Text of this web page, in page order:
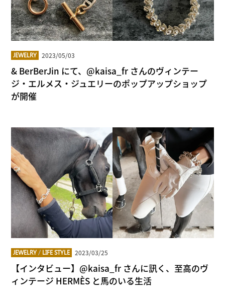
JEWELRY 2023/05/03
& BerBerJin にて、@kaisa_fr さんのヴィンテー
ジ・エルメス・ジュエリーのポップアップショップ
が開催
JEWELRY / LIFE STYLE 2023/03/25
【インタビュー】@kaisa_fr さんに訊く、至高のヴ
ィンテージ HERMÈS と馬のいる生活